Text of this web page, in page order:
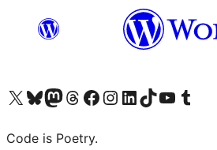
Bezoek ons X (voorheen Twitter) account
Bezoek onze Bluesky account
Bezoek ons Mastodon account
Bezoek onze Threads account
Onze Facebookpagina bezoeken
Bezoek onze Instagram account
Bezoek onze LinkedIn account
Bezoek onze TikTok account
Bezoek ons YouTube kanaal
Bezoek onze
Code is Poetry.